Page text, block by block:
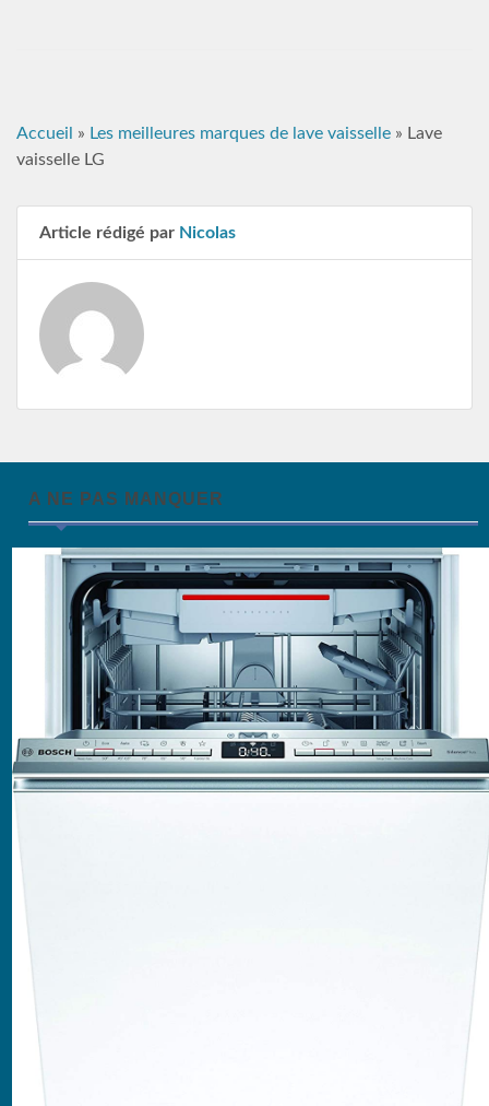
Accueil » Les meilleures marques de lave vaisselle » Lave
vaisselle LG
Article rédigé par Nicolas
A NE PAS MANQUER